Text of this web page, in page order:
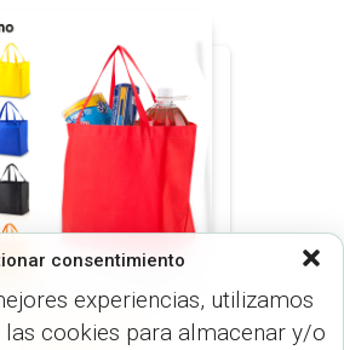
consentimiento
experiencias, utilizamos
cookies para almacenar y/o
(MALETINES Y